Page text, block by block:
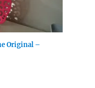
Original –